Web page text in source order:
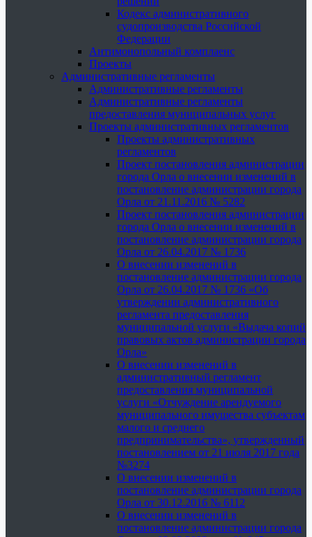
Кодекс административного
судопроизводства Российской
Федерации
Антимонопольный комплаенс
Проекты
Административные регламенты
Административные регламенты
Административные регламенты
предоставления муниципальных услуг
Проекты административных регламентов
Проекты административных
регламентов
Проект постановления администрации
города Орла о внесении изменений в
постановление администрации города
Орла от 21.11.2016 № 5282
Проект постановления администрации
города Орла о внесении изменений в
постановление администрации города
Орла от 26.04.2017 № 1736
О внесении изменений в
постановление администрации города
Орла от 26.04.2017 № 1736 «Об
утверждении административного
регламента предоставления
муниципальной услуги «Выдача копий
правовых актов администрации города
Орла»
О внесении изменений в
административный регламент
предоставления муниципальной
услуги «Отчуждение арендуемого
муниципального имущества субъектам
малого и среднего
предпринимательства», утвержденный
постановлением от 21 июля 2017 года
№3274
О внесении изменений в
постановление администрации города
Орла от 30.12.2016 № 6112
О внесении изменений в
постановление администрации города